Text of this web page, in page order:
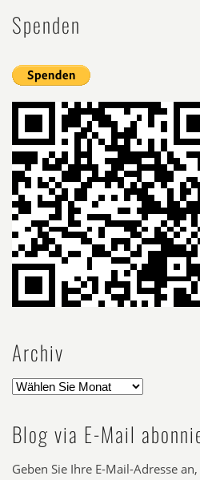
Spenden
Archiv
Blog via E-Mail
Geben Sie Ihre E-Mail-Adresse